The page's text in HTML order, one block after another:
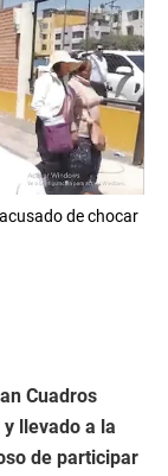
de chocar
Cuadros
llevado a la
de participar